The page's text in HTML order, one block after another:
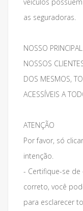
as seguradoras.
NOSSO
NOSSOS
DOS MESMOS,
ACESSÍVEIS A
ATENÇÃO
Por favor, só
intenção.
- Certifique-se
correto, você
para esclarecer